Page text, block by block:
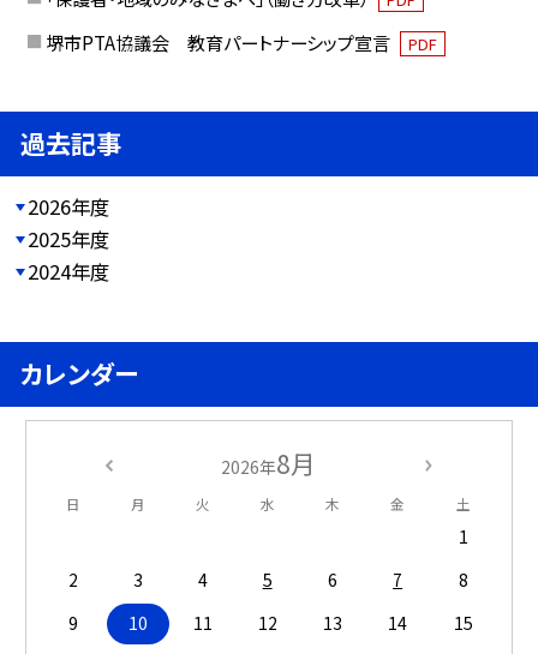
堺市PTA協議会 教育パートナーシップ宣言 PDF
過去記事
2026年度
2025年度
2024年度
カレンダー
2026年8月
日 月 火 水 木 金 土
1
2
3 4 5 6 7
8
9
10 11 12 13 14
15